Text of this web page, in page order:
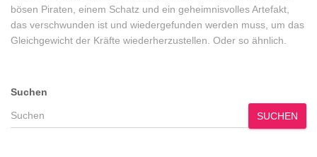
bösen Piraten, einem Schatz und ein geheimnisvolles Artefakt,
das verschwunden ist und wiedergefunden werden muss, um das
Gleichgewicht der Kräfte wiederherzustellen. Oder so ähnlich.
Suchen
SUCHEN